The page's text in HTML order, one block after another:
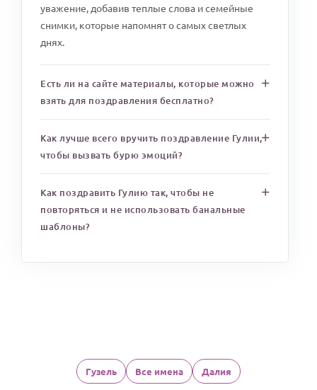
уважение, добавив теплые слова и семейные
снимки, которые напомнят о самых светлых
днях.
Есть ли на сайте материалы, которые можно
взять для поздравления бесплатно?
Как лучше всего вручить поздравление Гулии,
чтобы вызвать бурю эмоций?
Как поздравить Гулию так, чтобы не
повторяться и не использовать банальные
шаблоны?
Гузель Все имена Далия